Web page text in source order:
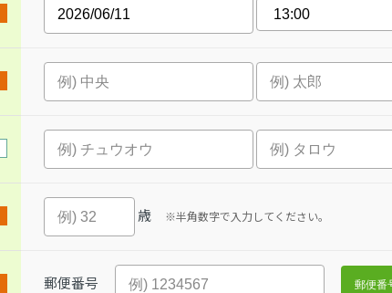
歳 ※半角数字で入力してください。
郵便番号